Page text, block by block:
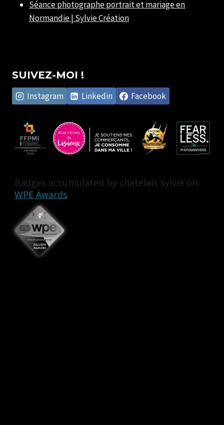
Séance photographe portrait et mariage en
Normandie | Sylvie Création
SUIVEZ-MOI !
Instagram Linkedin Facebook